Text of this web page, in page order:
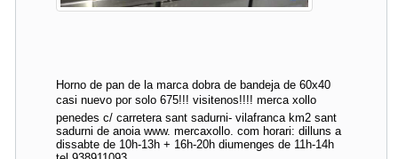
Horno de pan de la marca dobra de bandeja de 60x40
casi nuevo por solo 675!!! visitenos!!!! merca xollo
penedes c/ carretera sant sadurni- vilafranca km2 sant
sadurni de anoia www. mercaxollo. com horari: dilluns a
dissabte de 10h-13h + 16h-20h diumenges de 11h-14h